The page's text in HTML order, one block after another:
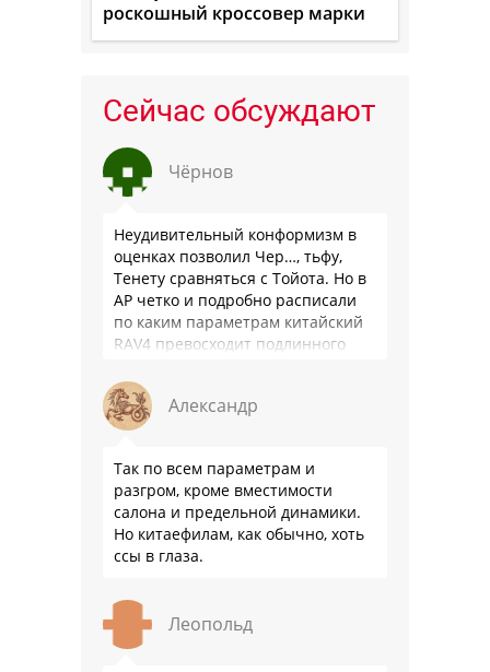
роскошный кроссовер марки
Сейчас обсуждают
Чёрнов
Неудивительный конформизм в
оценках позволил Чер…, тьфу,
Тенету сравняться с Тойота. Но в
АР четко и подробно расписали
по каким параметрам китайский
RAV4 превосходит подлинного
подвеска едет ровно и приятно …
Александр
Так по всем параметрам и
разгром, кроме вместимости
салона и предельной динамики.
Но китаефилам, как обычно, хоть
ссы в глаза.
Леопольд